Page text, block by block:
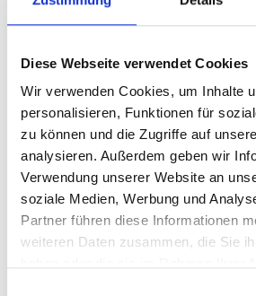
Diese Webseite verwendet Cookies
Wir verwenden Cookies, um Inhalte
personalisieren, Funktionen für
zu können und die Zugriffe auf
analysieren. Außerdem geben wir
Verwendung unserer Website an
soziale Medien, Werbung und
Partner führen diese Informationen
weiteren Daten zusammen, die Sie
„Die aktuellen Zahlen zum
das sich innerhalb kurzer Zeit
mutige und klare Maßnahmen
nicht leisten, dass unser Bundesland
das für Bildung, Gesundheit und
wird“, warnt FPÖ-Spitzenkandidat
Für den Tag nach der
umfassenden Kassensturz an: „Wir
und den Konzern Burgenland